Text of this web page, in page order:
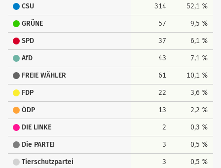
CSU 314 52,1 %
GRÜNE 57 9,5 %
SPD 37 6,1 %
AfD 43 7,1 %
FREIE WÄHLER 61 10,1 %
FDP 22 3,6 %
ÖDP 13 2,2 %
DIE LINKE 2 0,3 %
Die PARTEI 3 0,5 %
Tierschutzpartei 3 0,5 %